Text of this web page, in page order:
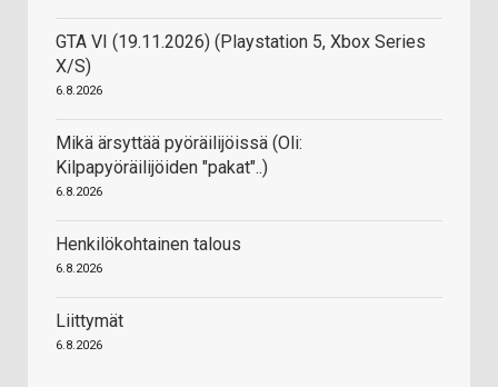
GTA VI (19.11.2026) (Playstation 5, Xbox Series
X/S)
6.8.2026
Mikä ärsyttää pyöräilijöissä (Oli:
Kilpapyöräilijöiden "pakat"..)
6.8.2026
Henkilökohtainen talous
6.8.2026
Liittymät
6.8.2026